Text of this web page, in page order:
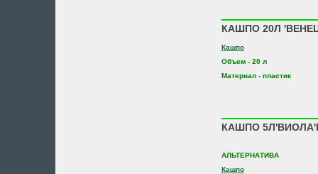
КАШПО 20Л
Кашпо
Объем - 20 л
Материал - пластик
КАШПО
АЛЬТЕРНАТИВА
Кашпо